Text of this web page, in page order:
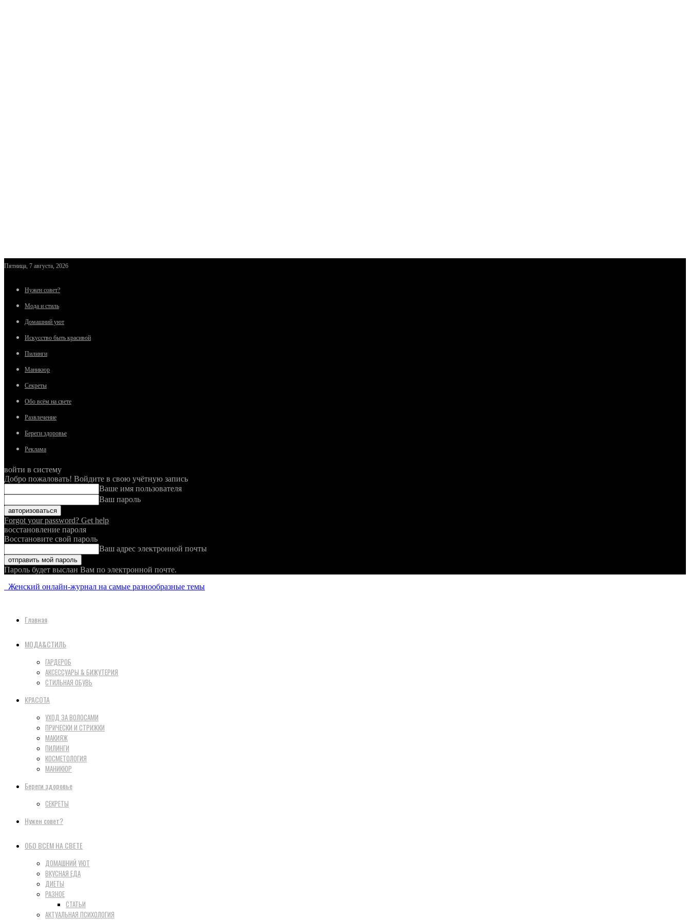
Пятница, 7 августа, 2026
Нужен совет?
Мода и стиль
Домашний уют
Искусство быть красивой
Пилинги
Маникюр
Секреты
Обо всём на свете
Развлечение
Береги здоровье
Реклама
войти в систему
Добро пожаловать! Войдите в свою учётную запись
Ваше имя пользователя
Ваш пароль
Forgot your password? Get help
восстановление пароля
Восстановите свой пароль
Ваш адрес электронной почты
Пароль будет выслан Вам по электронной почте.
Женский онлайн-журнал на самые разнообразные темы
Главная
МОДА&СТИЛЬ
ГАРДЕРОБ
АКСЕССУАРЫ & БИЖУТЕРИЯ
СТИЛЬНАЯ ОБУВЬ
КРАСОТА
УХОД ЗА ВОЛОСАМИ
ПРИЧЕСКИ И СТРИЖКИ
МАКИЯЖ
ПИЛИНГИ
КОСМЕТОЛОГИЯ
МАНИКЮР
Береги здоровье
СЕКРЕТЫ
Нужен совет?
ОБО ВСЕМ НА СВЕТЕ
ДОМАШНИЙ УЮТ
ВКУСНАЯ ЕДА
ДИЕТЫ
РАЗНОЕ
СТАТЬИ
АКТУАЛЬНАЯ ПСИХОЛОГИЯ